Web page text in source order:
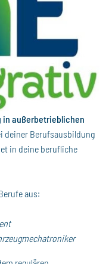
in außerbetrieblichen
deiner Berufsausbildung
in deine berufliche
aus: